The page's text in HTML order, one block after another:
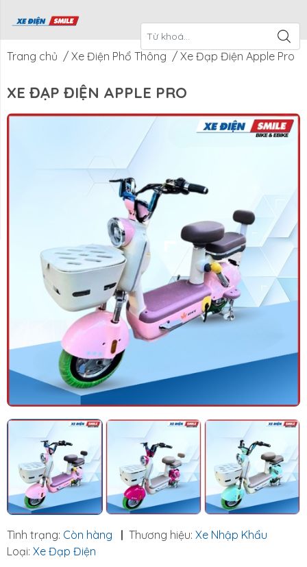
Xe Điện
Smile
CTKM Tháng
Trang chủ / Xe Điện Phổ Thông / Xe Đạp Điện Apple Pro
XE ĐẠP ĐIỆN APPLE PRO
Tình trạng: Còn hàng | Thương hiệu: Xe Nhập Khẩu
Loại: Xe Đạp Điện